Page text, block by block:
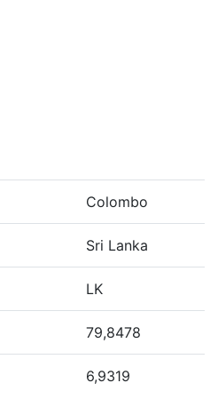
Colombo
Sri Lanka
LK
79,8478
6,9319